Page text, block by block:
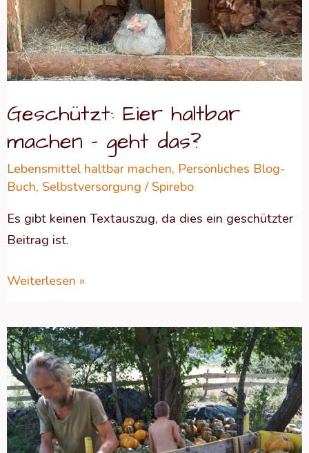
Geschützt: Eier haltbar
machen – geht das?
Lebensmittel haltbar machen, Persönliches Blog-
Buch, Selbstversorgung / Spirebo
Es gibt keinen Textauszug, da dies ein geschützter
Beitrag ist.
–
geht
das?
Weiterlesen »
Geschützt:
Kürbis
–
Zu
allem
bereit!